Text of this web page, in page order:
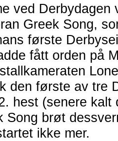
ved Derbydagen
Greek Song,
første
fått orden på
den første av tre
hest (senere kalt
Song brøt
ikke mer.